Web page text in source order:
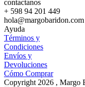
contactanos
+ 598 94 201 449
hola@margobaridon.com
Ayuda
Términos y
Condiciones
Envíos y
Devoluciones
Cómo Comprar
Copyright 2026 , Margo